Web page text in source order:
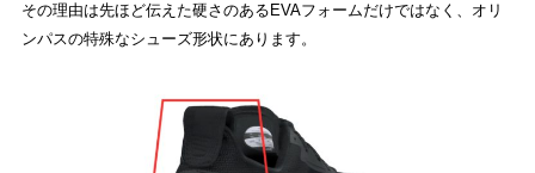
その理由は先ほど伝えた硬さのあるEVAフォームだけではなく、オリ
ンパスの特殊なシューズ形状にあります。